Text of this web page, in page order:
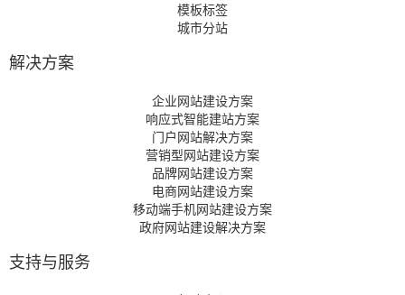
模板标签
城市分站
解决方案
企业网站建设方案
响应式智能建站方案
门户网站解决方案
营销型网站建设方案
品牌网站建设方案
电商网站建设方案
移动端手机网站建设方案
政府网站建设解决方案
支持与服务